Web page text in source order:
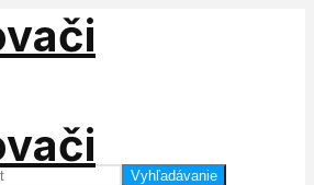
Vyhľadávanie